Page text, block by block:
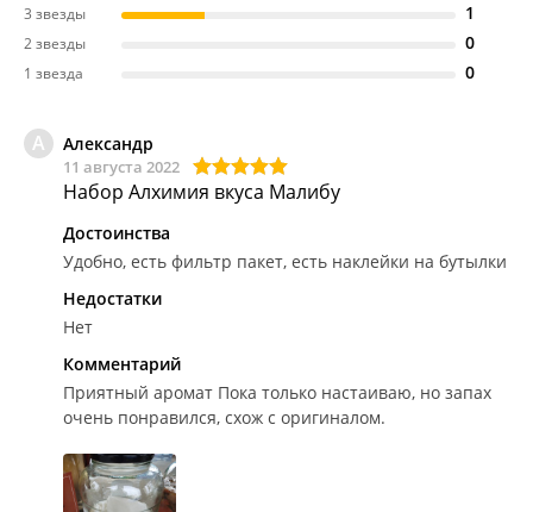
3 звезды 1
2 звезды 0
1 звезда 0
А Александр
11 августа 2022
Набор Алхимия вкуса Малибу
Достоинства
Удобно, есть фильтр пакет, есть наклейки на бутылки
Недостатки
Нет
Комментарий
Приятный аромат Пока только настаиваю, но запах
очень понравился, схож с оригиналом.